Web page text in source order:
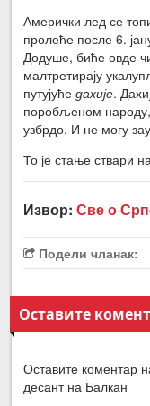
Амерички лед се
пролеће после 6.
Додуше, биће овде
малтретирају
путујућедахије.
поробљеном народу,
узбрдо. И не могу
То је стање ствари
Извор:Све о
Подели чланак:
Оставите
Оставите коментар
десант на Балкан